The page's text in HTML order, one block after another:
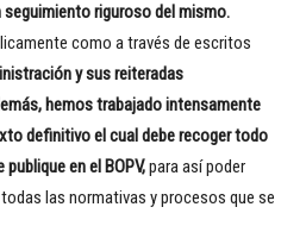
riguroso del mismo.
como a través de escritos
y sus reiteradas
hemos trabajado intensamente
definitivo el cual debe recoger todo
en el BOPV,para así poder
las normativas y procesos que se